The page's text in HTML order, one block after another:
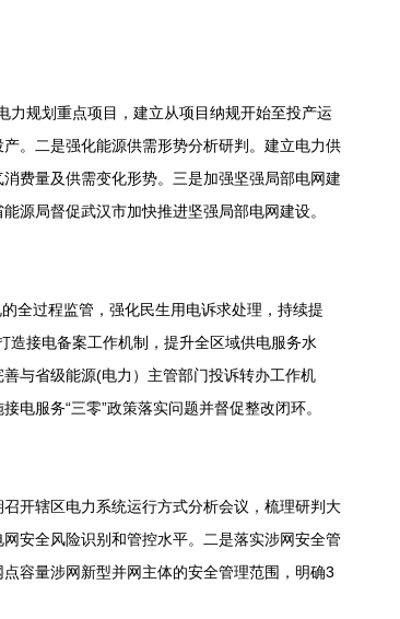
力规划重点项目，建立从项目纳规开始至投产运
。二是强化能源供需形势分析研判。建立电力供
费量及供需变化形势。三是加强坚强局部电网建
源局督促武汉市加快推进坚强局部电网建设。
全过程监管，强化民生用电诉求处理，持续提
造接电备案工作机制，提升全区域供电服务水
与省级能源(电力）主管部门投诉转办工作机
电服务“三零”政策落实问题并督促整改闭环。
开辖区电力系统运行方式分析会议，梳理研判大
安全风险识别和管控水平。二是落实涉网安全管
容量涉网新型并网主体的安全管理范围，明确3